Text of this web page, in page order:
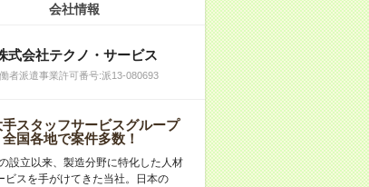
会社情報
式会社テクノ・サービス
者派遣事業許可番号:派13-080693
スタッフサービスグループ
国各地で案件多数！
設立以来、製造分野に特化した人材
ビスを手がけてきた当社。日本の